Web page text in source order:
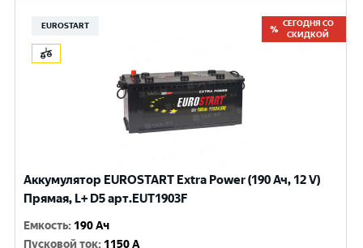
EUROSTART
СЕГОДНЯ СО
СКИДКОЙ
Аккумулятор EUROSTART Extra Power (190 Ач, 12 V)
Прямая, L+ D5 арт.EUT1903F
Емкость: 190 Ач
Пусковой ток: 1150 A